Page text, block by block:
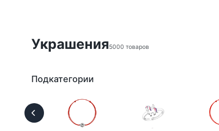
Украшения5000 товаров
Подкатегории